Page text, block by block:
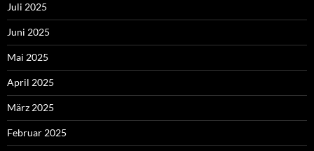
Juli 2025
Juni 2025
Mai 2025
April 2025
März 2025
Februar 2025